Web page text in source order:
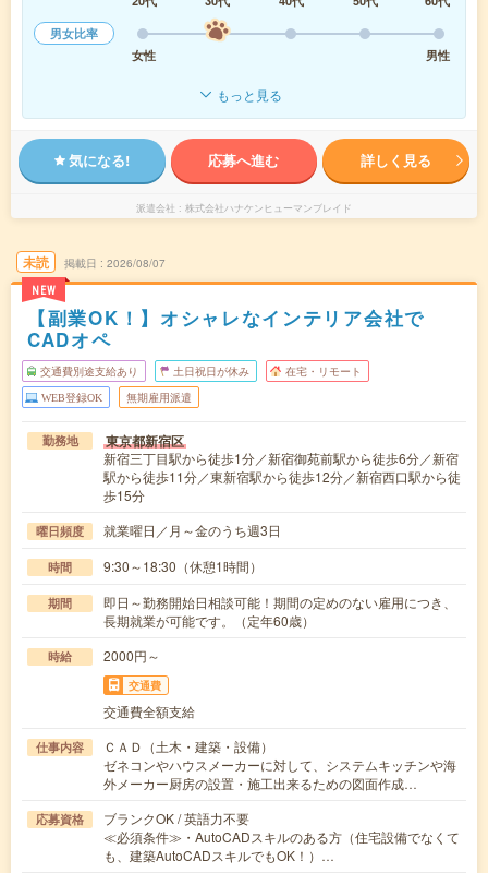
男女比率
女性
男性
もっと見る
気になる! 応募へ進む 詳しく見る
派遣会社 株式会社ハナケンヒューマンブレイド
未読
NEW
掲載日 2026/08/07
【副業OK！】オシャレなインテリア会社で
CADオペ
交通費別途支給あり 土日祝日が休み 在宅・リモート
WEB登録OK 無期雇用派遣
勤務地 東京都新宿区
新宿三丁目駅から徒歩1分／新宿御苑前駅から徒歩6分／新宿
駅から徒歩11分／東新宿駅から徒歩12分／新宿西口駅から徒
歩15分
曜日頻度 就業曜日／月～金のうち週3日
時間 9:30～18:30（休憩1時間）
期間
即日～勤務開始日相談可能！期間の定めのない雇用につき、
長期就業が可能です。（定年60歳）
時給 2000円～
交通費
交通費全額支給
仕事内容
ＣＡＤ（土木・建築・設備）
ゼネコンやハウスメーカーに対して、システムキッチンや海
外メーカー厨房の設置・施工出来るための図面作成…
応募資格
ブランクOK / 英語力不要
≪必須条件≫・AutoCADスキルのある方（住宅設備でなくて
も、建築AutoCADスキルでもOK！）…